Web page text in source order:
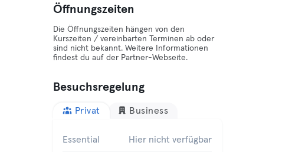
Öffnungszeiten
Die Öffnungszeiten hängen von den
Kurszeiten / vereinbarten Terminen ab oder
sind nicht bekannt. Weitere Informationen
findest du auf der Partner-Webseite.
Besuchsregelung
Privat Business
Essential Hier nicht verfügbar